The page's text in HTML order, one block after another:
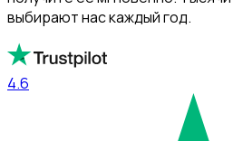
выбирают нас каждый год.
4.6